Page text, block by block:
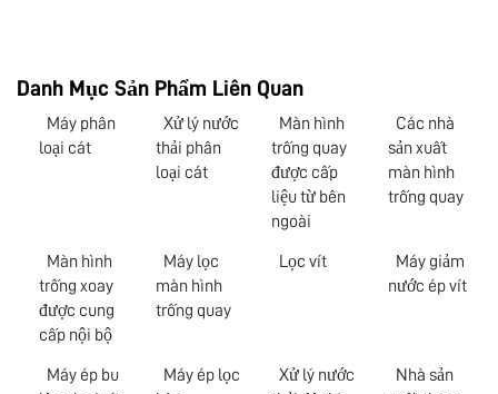
Danh Mục Sản Phẩm Liên Quan
Máy phân
loại cát
Xử lý nước
thải phân
loại cát
Màn hình
trống quay
được cấp
liệu từ bên
ngoài
Các nhà
sản xuất
màn hình
trống quay
Màn hình
trống xoay
được cung
cấp nội bộ
Máy lọc
màn hình
trống quay
Lọc vít
Máy giảm
nước ép vít
Máy ép bu
Máy ép lọc
Xử lý nước
Nhà sản